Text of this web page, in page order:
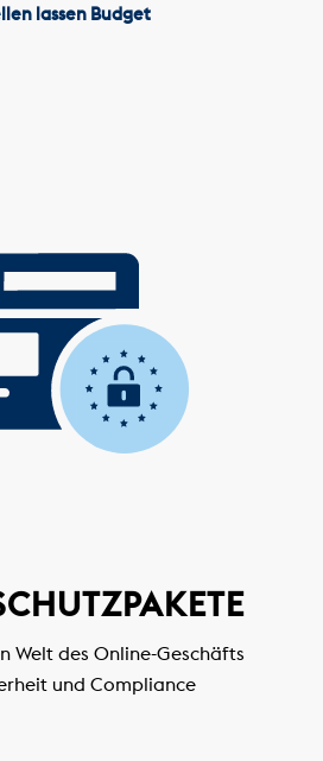
lassen Budget
Welt des Online-Geschäfts
und Compliance